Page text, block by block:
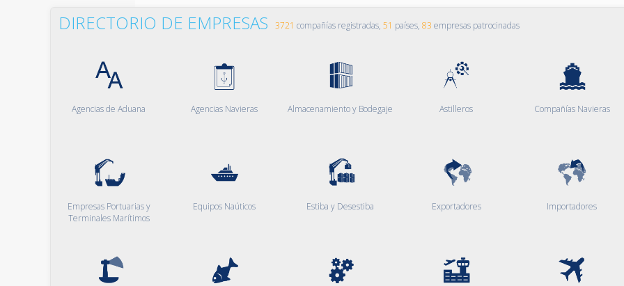
DIRECTORIO DE EMPRESAS 3721 compañías registradas, 51 países, 83 empresas patrocinadas
Agencias de Aduana Agencias Navieras Almacenamiento y Bodegaje Astilleros Compañías Navieras
Empresas Portuarias y
Terminales Marítimos
Equipos Naúticos Estiba y Desestiba Exportadores Importadores